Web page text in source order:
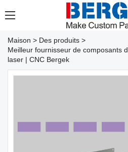
Maison > Des produits >
Meilleur fournisseur de composants
laser | CNC Bergek